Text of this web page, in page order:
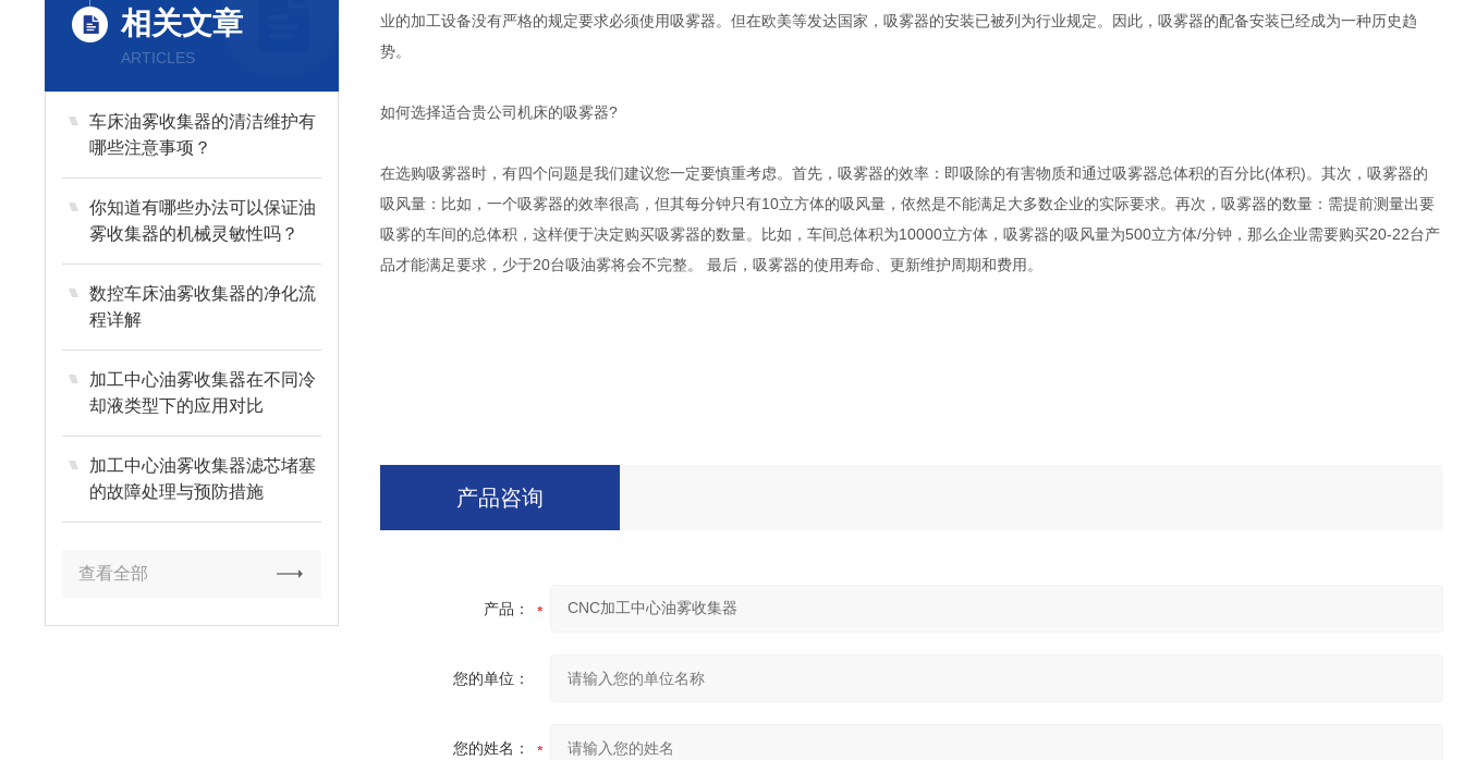
相关文章
ARTICLES
车床油雾收集器的清洁维护有
哪些注意事项？
你知道有哪些办法可以保证油
雾收集器的机械灵敏性吗？
数控车床油雾收集器的净化流
程详解
加工中心油雾收集器在不同冷
却液类型下的应用对比
加工中心油雾收集器滤芯堵塞
的故障处理与预防措施
查看全部
业的加工设备没有严格的规定要求必须使用吸雾器。但在欧美等发达国家，吸雾器的安装已被列为行业规定。因此，吸雾器的配备安装已经成为一种历史趋
势。
如何选择适合贵公司机床的吸雾器?
在选购吸雾器时，有四个问题是我们建议您一定要慎重考虑。首先，吸雾器的效率：即吸除的有害物质和通过吸雾器总体积的百分比(体积)。其次，吸雾器的
吸风量：比如，一个吸雾器的效率很高，但其每分钟只有10立方体的吸风量，依然是不能满足大多数企业的实际要求。再次，吸雾器的数量：需提前测量出要
吸雾的车间的总体积，这样便于决定购买吸雾器的数量。比如，车间总体积为10000立方体，吸雾器的吸风量为500立方体/分钟，那么企业需要购买20-22台产
品才能满足要求，少于20台吸油雾将会不完整。 最后，吸雾器的使用寿命、更新维护周期和费用。
产品咨询
产品：
您的单位：
您的姓名：